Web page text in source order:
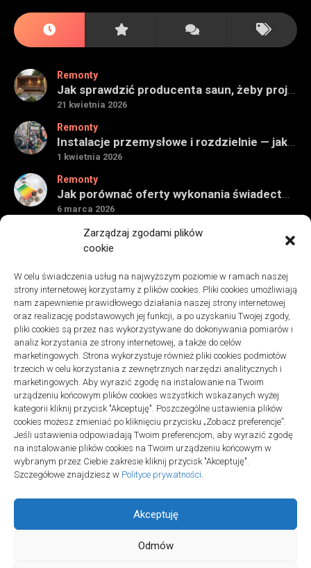
Zarządzaj zgodami plików
cookie
W celu świadczenia usług na najwyższym poziomie w ramach naszej
strony internetowej korzystamy z plików cookies. Pliki cookies umożliwiają
nam zapewnienie prawidłowego działania naszej strony internetowej
oraz realizację podstawowych jej funkcji, a po uzyskaniu Twojej zgody,
pliki cookies są przez nas wykorzystywane do dokonywania pomiarów i
analiz korzystania ze strony internetowej, a także do celów
marketingowych. Strona wykorzystuje również pliki cookies podmiotów
trzecich w celu korzystania z zewnętrznych narzędzi analitycznych i
marketingowych. Aby wyrazić zgodę na instalowanie na Twoim
urządzeniu końcowym plików cookies wszystkich wskazanych wyżej
kategorii kliknij przycisk "Akceptuję". Poszczególne ustawienia plików
cookies możesz zmieniać po kliknięciu przycisku „Zobacz preferencje”.
Jeśli ustawienia odpowiadają Twoim preferencjom, aby wyrazić zgodę
na instalowanie plików cookies na Twoim urządzeniu końcowym w
wybranym przez Ciebie zakresie kliknij przycisk "Akceptuję".
Szczegółowe znajdziesz w Polityce prywatności.
Akceptuję
Odmów
Remonty
Jak sprawdzić producenta saun, żeby projekt miał sens na lata
21 kwietnia 2026
Remonty
Instalacje przemysłowe i rozdzielnie — jak ocenić wykonawcę do obiektu technicznego
1 kwietnia 2026
Remonty
Jak porównać oferty wykonania świadectwa energetycznego bez wpadek
6 marca 2026
Remonty
Znaczenie detali montażowych w codziennej pracy technicznej
Remonty
Podłogi winylowe – jakie mają zalety w porównaniu z drewnianymi
2 listopada 2025
Polityka plików cookies (EU)|Polityka prywatności